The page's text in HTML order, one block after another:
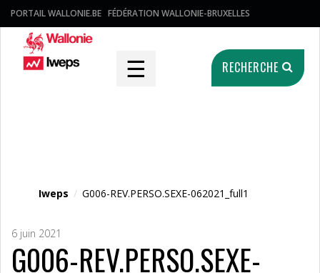
PORTAIL WALLONIE.BE FÉDÉRATION WALLONIE-BRUXELLES
☰ RECHERCHE
Iweps / G006-REV.PERSO.SEXE-062021_full1
6 juin 2021
G006-REV.PERSO.SEXE-